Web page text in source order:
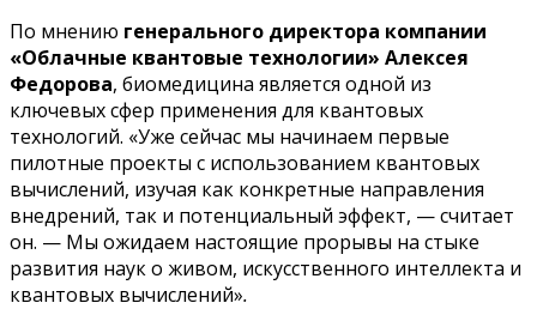
По мнению генерального директора компании
«Облачные квантовые технологии» Алексея
Федорова, биомедицина является одной из
ключевых сфер применения для квантовых
технологий. «Уже сейчас мы начинаем первые
пилотные проекты с использованием квантовых
вычислений, изучая как конкретные направления
внедрений, так и потенциальный эффект, — считает
он. — Мы ожидаем настоящие прорывы на стыке
развития наук о живом, искусственного интеллекта и
квантовых вычислений».